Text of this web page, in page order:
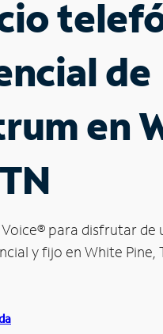
de
en
® para disfrutar de
y fijo en White Pine,